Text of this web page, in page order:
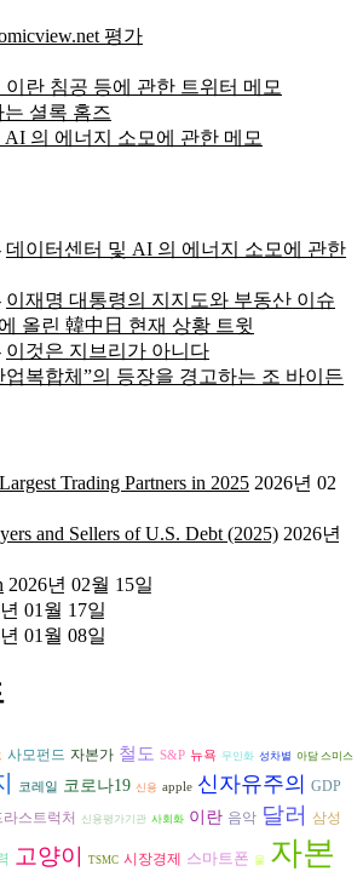
평가
란 침공 등에 관한 트위터 메모
셜록 홈즈
의 에너지 소모에 관한 메모
데이터센터 및 AI 의 에너지 소모에 관한
이재명 대통령의 지지도와 부동산 이슈
올린 韓中日 현재 상황 트윗
이것은 지브리가 아니다
업복합체”의 등장을 경고하는 조 바이든
Trading Partners in 2025 2026년 02
and Sellers of U.S. Debt (2025) 2026년
2026년 02월 15일
01월 17일
01월 08일
사모펀드 자본가 철도 S&P 뉴욕 무인화 성차별 아담 스미스
코레일 코로나19 신용 apple 신자유주의 GDP
라스트럭처 신용평가기관 사회화 이란 음악 달러 삼성
고양이 TSMC 시장경제 스마트폰 물 자본